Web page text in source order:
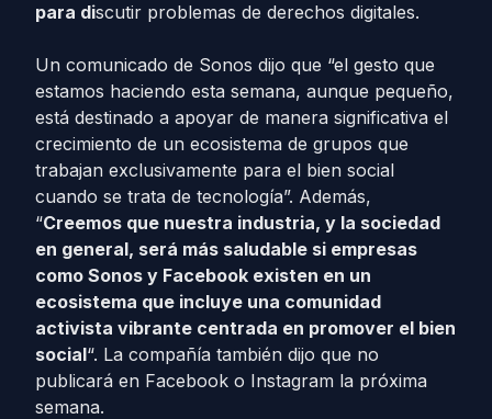
para discutir problemas de derechos digitales.
Un comunicado de Sonos dijo que “el gesto que
estamos haciendo esta semana, aunque pequeño,
está destinado a apoyar de manera significativa el
crecimiento de un ecosistema de grupos que
trabajan exclusivamente para el bien social
cuando se trata de tecnología”. Además,
“Creemos que nuestra industria, y la sociedad
en general, será más saludable si empresas
como Sonos y Facebook existen en un
ecosistema que incluye una comunidad
activista vibrante centrada en promover el bien
social“. La compañía también dijo que no
publicará en Facebook o Instagram la próxima
semana.